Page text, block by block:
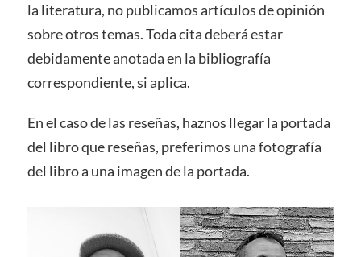
la literatura, no publicamos artículos de opinión
sobre otros temas. Toda cita deberá estar
debidamente anotada en la bibliografía
correspondiente, si aplica.
En el caso de las reseñas, haznos llegar la portada
del libro que reseñas, preferimos una fotografía
del libro a una imagen de la portada.